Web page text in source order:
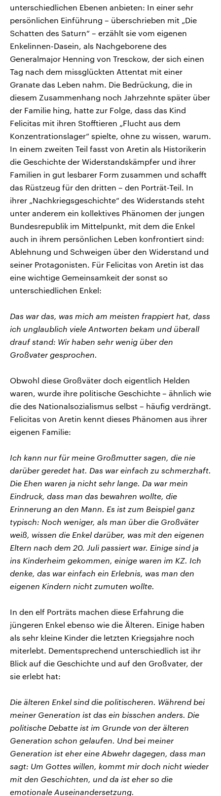
unterschiedlichen Ebenen anbieten: In einer sehr
persönlichen Einführung – überschrieben mit „Die
Schatten des Saturn“ – erzählt sie vom eigenen
Enkelinnen-Dasein, als Nachgeborene des
Generalmajor Henning von Tresckow, der sich einen
Tag nach dem missglückten Attentat mit einer
Granate das Leben nahm. Die Bedrückung, die in
diesem Zusammenhang noch Jahrzehnte später über
der Familie hing, hatte zur Folge, dass das Kind
Felicitas mit ihren Stofftieren „Flucht aus dem
Konzentrationslager“ spielte, ohne zu wissen, warum.
In einem zweiten Teil fasst von Aretin als Historikerin
die Geschichte der Widerstandskämpfer und ihrer
Familien in gut lesbarer Form zusammen und schafft
das Rüstzeug für den dritten – den Porträt-Teil. In
ihrer „Nachkriegsgeschichte“ des Widerstands steht
unter anderem ein kollektives Phänomen der jungen
Bundesrepublik im Mittelpunkt, mit dem die Enkel
auch in ihrem persönlichen Leben konfrontiert sind:
Ablehnung und Schweigen über den Widerstand und
seiner Protagonisten. Für Felicitas von Aretin ist das
eine wichtige Gemeinsamkeit der sonst so
unterschiedlichen Enkel:
Das war das, was mich am meisten frappiert hat, dass
ich unglaublich viele Antworten bekam und überall
drauf stand: Wir haben sehr wenig über den
Großvater gesprochen.
Obwohl diese Großväter doch eigentlich Helden
waren, wurde ihre politische Geschichte – ähnlich wie
die des Nationalsozialismus selbst – häufig verdrängt.
Felicitas von Aretin kennt dieses Phänomen aus ihrer
eigenen Familie:
Ich kann nur für meine Großmutter sagen, die nie
darüber geredet hat. Das war einfach zu schmerzhaft.
Die Ehen waren ja nicht sehr lange. Da war mein
Eindruck, dass man das bewahren wollte, die
Erinnerung an den Mann. Es ist zum Beispiel ganz
typisch: Noch weniger, als man über die Großväter
weiß, wissen die Enkel darüber, was mit den eigenen
Eltern nach dem 20. Juli passiert war. Einige sind ja
ins Kinderheim gekommen, einige waren im KZ. Ich
denke, das war einfach ein Erlebnis, was man den
eigenen Kindern nicht zumuten wollte.
In den elf Porträts machen diese Erfahrung die
jüngeren Enkel ebenso wie die Älteren. Einige haben
als sehr kleine Kinder die letzten Kriegsjahre noch
miterlebt. Dementsprechend unterschiedlich ist ihr
Blick auf die Geschichte und auf den Großvater, der
sie erlebt hat:
Die älteren Enkel sind die politischeren. Während bei
meiner Generation ist das ein bisschen anders. Die
politische Debatte ist im Grunde von der älteren
Generation schon gelaufen. Und bei meiner
Generation ist eher eine Abwehr dagegen, dass man
sagt: Um Gottes willen, kommt mir doch nicht wieder
mit den Geschichten, und da ist eher so die
emotionale Auseinandersetzung.